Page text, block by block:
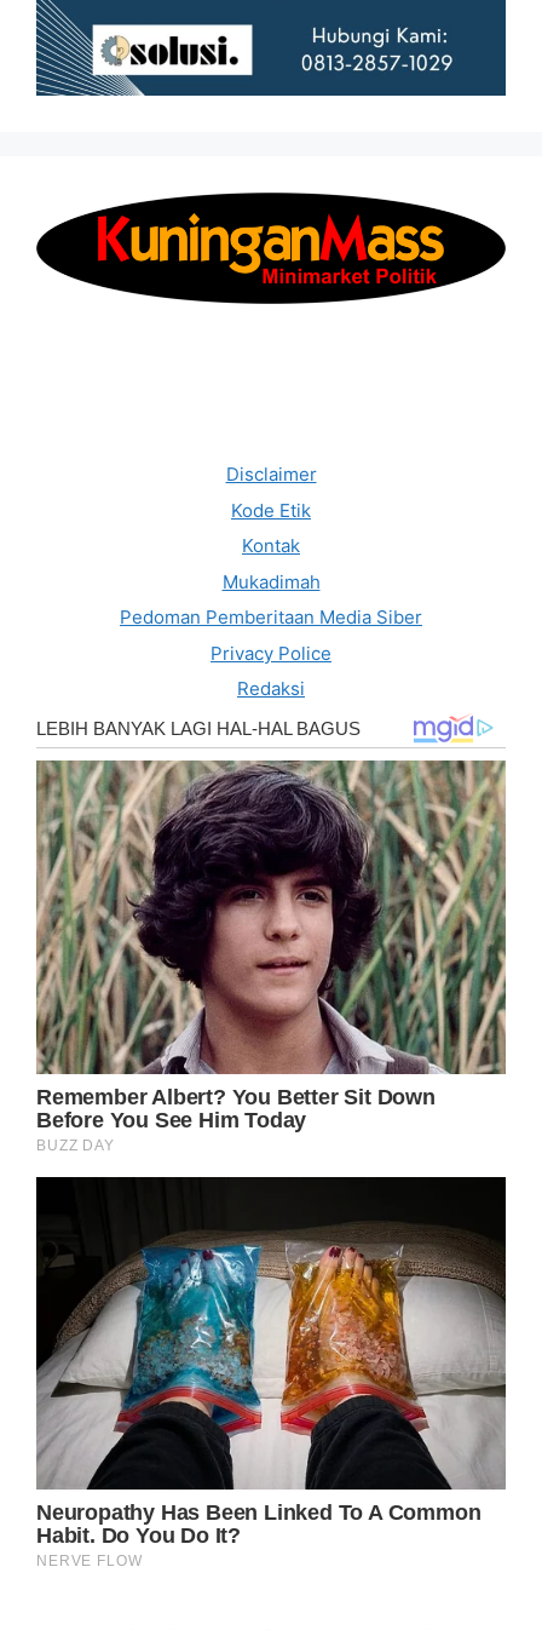
Disclaimer
Kode Etik
Kontak
Mukadimah
Pedoman Pemberitaan Media Siber
Privacy Police
Redaksi